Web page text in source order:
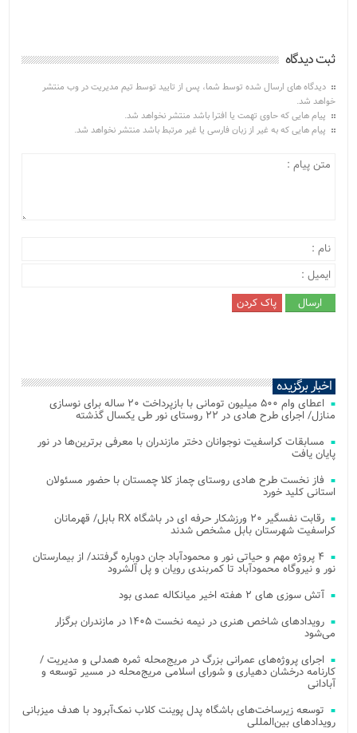
ثبت دیدگاه
دیدگاه های ارسال شده توسط شما، پس از تایید توسط تیم مدیریت در وب منتشر
خواهد شد.
پیام هایی که حاوی تهمت یا افترا باشد منتشر نخواهد شد.
پیام هایی که به غیر از زبان فارسی یا غیر مرتبط باشد منتشر نخواهد شد.
اخبار برگزیده
اعطای وام ۵۰۰ میلیون تومانی با بازپرداخت ۲۰ ساله برای نوسازی
منازل/ اجرای طرح هادی در ۲۲ روستای نور طی یکسال گذشته
مسابقات کراسفیت نوجوانان دختر مازندران با معرفی برترین‌ها در نور
پایان یافت
فاز نخست طرح هادی روستای چماز کلا چمستان با حضور مسئولان
استانی کلید خورد
رقابت نفسگیر ۲۰ ورزشکار حرفه ای در باشگاه RX بابل/ قهرمانان
کراسفیت شهرستان بابل مشخص شدند
۴ پروژه مهم و حیاتی نور و محمودآباد جان دوباره گرفتند/ از بیمارستان
نور و نیروگاه محمودآباد تا کمربندی رویان و پل آلشرود
آتش‌ سوزی‌ های ۲ هفته اخیر میانکاله عمدی بود
رویدادهای شاخص هنری در نیمه نخست ۱۴۰۵ در مازندران برگزار
می‌شود
اجرای پروژه‌های عمرانی بزرگ در مریج‌محله ثمره همدلی و مدیریت /
کارنامه درخشان دهیاری و شورای اسلامی مریج‌محله در مسیر توسعه و
آبادانی
توسعه زیرساخت‌های باشگاه پدل پوینت کلاب نمک‌آبرود با هدف میزبانی
رویدادهای بین‌المللی